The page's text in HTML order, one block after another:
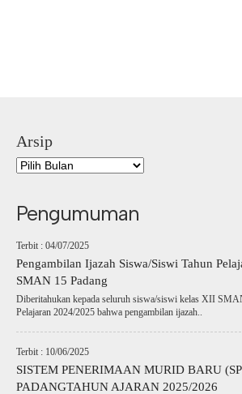
Arsip
Pengumuman
Terbit : 04/07/2025
Pengambilan Ijazah Siswa/Siswi Tahun
SMAN 15 Padang
Diberitahukan kepada seluruh siswa/siswi kelas XII
Pelajaran 2024/2025 bahwa pengambilan ijazah..
Terbit : 10/06/2025
SISTEM PENERIMAAN MURID BARU
PADANGTAHUN AJARAN 2025/2026